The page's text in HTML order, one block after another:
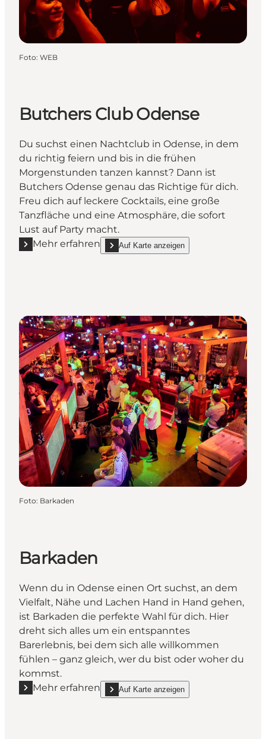
Foto: WEB
Butchers Club Odense
Du suchst einen Nachtclub in Odense, in dem
du richtig feiern und bis in die frühen
Morgenstunden tanzen kannst? Dann ist
Butchers Odense genau das Richtige für dich.
Freu dich auf leckere Cocktails, eine große
Tanzfläche und eine Atmosphäre, die sofort
Lust auf Party macht.
Mehr erfahren
Mehr erfahren "Butchers Club Odense"
Auf Karte anzeigen
show Butchers Club Odense on_map
Foto: Barkaden
Barkaden
Wenn du in Odense einen Ort suchst, an dem
Vielfalt, Nähe und Lachen Hand in Hand gehen,
ist Barkaden die perfekte Wahl für dich. Hier
dreht sich alles um ein entspanntes
Barerlebnis, bei dem sich alle willkommen
fühlen – ganz gleich, wer du bist oder woher du
kommst.
Mehr erfahren
Mehr erfahren "Barkaden"Auf Karte anzeigen
show Barkaden on_map